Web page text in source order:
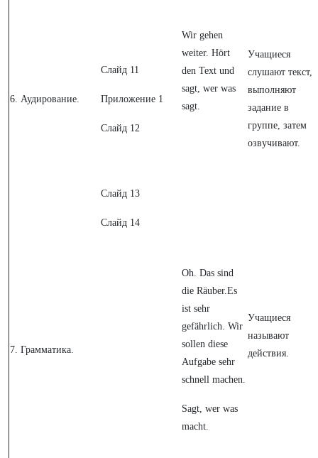
6. Аудирование.
Слайд 11
Приложение 1
Слайд 12
Wir gehen
weiter. Hört
den Text und
sagt, wer was
sagt.
Учащиеся
слушают текст,
выполняют
задание в
группе, затем
озвучивают.
7. Грамматика.
Слайд 13
Слайд 14
Oh. Das sind
die Räuber.Es
ist sehr
gefährlich. Wir
sollen diese
Aufgabe sehr
schnell machen.
Sagt, wer was
macht.
Учащиеся
называют
действия.